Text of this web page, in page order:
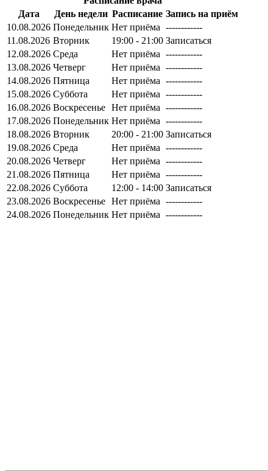
Дата
День недели Расписание Запись на приём
10.08.2026 Понедельник Нет приёма ------------
11.08.2026 Вторник 19:00 - 21:00 Записаться
12.08.2026 Среда Нет приёма ------------
13.08.2026 Четверг Нет приёма ------------
14.08.2026 Пятница Нет приёма ------------
15.08.2026 Суббота Нет приёма ------------
16.08.2026 Воскресенье Нет приёма ------------
17.08.2026 Понедельник Нет приёма ------------
18.08.2026 Вторник 20:00 - 21:00 Записаться
19.08.2026 Среда Нет приёма ------------
20.08.2026 Четверг Нет приёма ------------
21.08.2026 Пятница Нет приёма ------------
22.08.2026 Суббота 12:00 - 14:00 Записаться
23.08.2026 Воскресенье Нет приёма ------------
24.08.2026 Понедельник Нет приёма ------------